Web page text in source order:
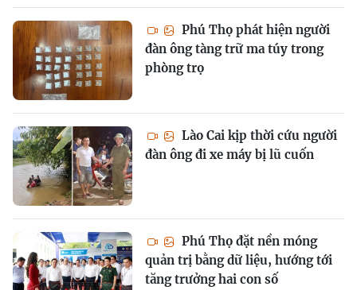
Phú Thọ phát hiện người
đàn ông tàng trữ ma túy trong
phòng trọ
Lào Cai kịp thời cứu người
đàn ông đi xe máy bị lũ cuốn
Phú Thọ đặt nền móng
quản trị bằng dữ liệu, hướng tới
tăng trưởng hai con số